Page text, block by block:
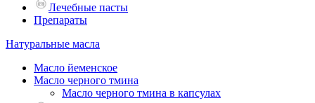
Лечебные пасты
Препараты
Натуральные масла
Масло йеменское
Масло черного тмина
Масло черного тмина в капсулах